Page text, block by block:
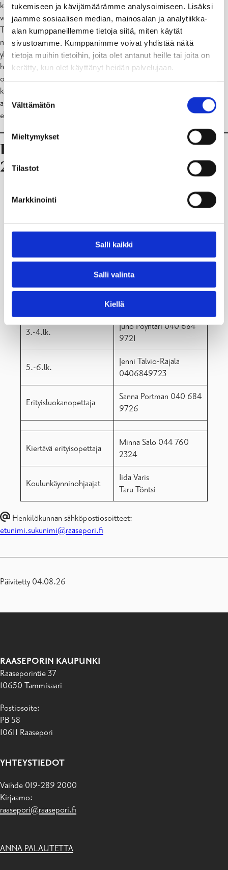
tukemiseen ja kävijämäärämme analysoimiseen. Lisäksi
jaamme sosiaalisen median, mainosalan ja analytiikka-
alan kumppaneillemme tietoja siitä, miten käytät
sivustoamme. Kumppanimme voivat yhdistää näitä
tietoja muihin tietoihin, joita olet antanut heille tai joita on
kerätty, kun olet käyttänyt heidän palvelujaan.
Suostumuksen
valinta
Välttämätön
Mieltymykset
Tilastot
Markkinointi
Salli kaikki
Salli valinta
Kiellä
kasvussaan omaksi itsekseen kannustavalla otteella ja aktiivisella
vuorovaikutuksella kustakin ihmisestä löydetään vahvuudet.
Turvallisessa ja erilaisuuden hyväksyvässä ilmapiirissä oppiminen on
mahdollista. Avoin ja vuorovaikutuksellinen ilmapiiri luodaan
yhdessä. Myönteinen henki edistää koko yhteisön oppimista ja
hyvinvointia. Jokaisen yksilölliset oppimisedellytykset pyritään
ottamaan huomioon. Koulun ja kodin yhteisymmärrys on tärkeää
koska huoltajat ovat lapsensa kasvatuksen vastuullisimmat
asiantuntijat. Yhteistyö ja yhteisymmärrys kotien kanssa on
ehdottoman tärkeää.
Henkilökunta lukuvuonna 2026-
2027
Rehtori,
Sanna Portman 040 684
Opettajat
1.lk.
Mari Starckman 040
Heini Liukkonen 040
684 9720
3.-4.lk.
Juho Pöyhtäri 040 684
9721
5.-6.lk.
Jenni Talvio-Rajala
0406849723
Erityisluokanopettaja
Sanna Portman 040 684
9726
Kiertävä erityisopettaja
Minna Salo 044 760
2324
Koulunkäynninohjaajat
Iida Varis
Taru Töntsi
Henkilökunnan sähköpostiosoitteet:
etunimi.sukunimi@raasepori.fi
Päivitetty 04.08.26
RAASEPORIN KAUPUNKI
Raaseporintie 37
10650 Tammisaari
Postiosoite:
PB 58
10611 Raasepori
YHTEYSTIEDOT
Vaihde 019-289 2000
Kirjaamo:
raasepori@raasepori.fi
ANNA PALAUTETTA